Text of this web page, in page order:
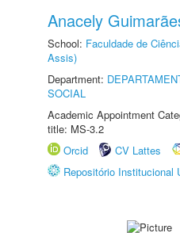
Anacely
School: Faculdade de
Assis)
Department:
SOCIAL
Academic Appointment
title: MS-3.2
Orcid
CV Lattes
Repositório Institucional